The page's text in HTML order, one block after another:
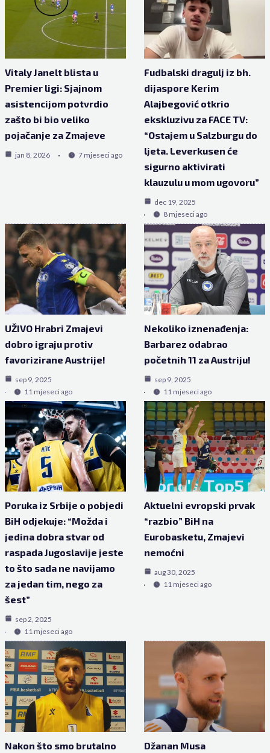
Vitaly Janelt blista u
Premier ligi: Sjajnom
asistencijom potvrdio
zašto bi bio veliko
pojačanje za Zmajeve
jan 8, 2026 7 mjeseci ago
Fudbalski dragulj iz bh.
dijaspore Kerim
Alajbegović otkrio
ekskluzivu za FACE TV:
“Ostajem u Salzburgu do
ljeta. Leverkusen će
sigurno aktivirati
klauzulu u mom ugovoru”
dec 19, 2025
8 mjeseci ago
UŽIVO Hrabri Zmajevi
dobro igraju protiv
favorizirane Austrije!
sep 9, 2025
11 mjeseci ago
Nekoliko iznenađenja:
Barbarez odabrao
početnih 11 za Austriju!
sep 9, 2025
11 mjeseci ago
Poruka iz Srbije o pobjedi
BiH odjekuje: “Možda i
jedina dobra stvar od
raspada Jugoslavije jeste
to što sada ne navijamo
za jedan tim, nego za
šest”
sep 2, 2025
11 mjeseci ago
Aktuelni evropski prvak
“razbio” BiH na
Eurobasketu, Zmajevi
nemoćni
aug 30, 2025
11 mjeseci ago
Nakon što smo brutalno
Džanan Musa